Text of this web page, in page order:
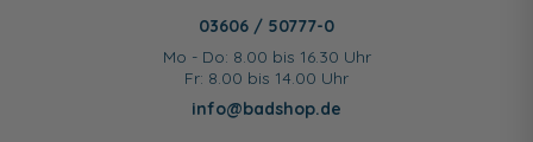
03606 / 50777-0
Mo - Do: 8.00 bis 16.30 Uhr
Fr: 8.00 bis 14.00 Uhr
info@badshop.de